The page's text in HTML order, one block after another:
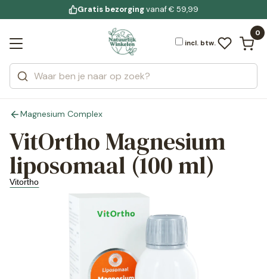
Jouw bewuste leefstijl
voor 19:00 uur besteld
Gratis bezorgingvanaf € 59,99
incl. btw.
0
Zoeken
Categorieën
Merken
Bekijk alle resultaten
Magnesium Complex
VitOrtho Magnesium
liposomaal (100 ml)
Vitortho